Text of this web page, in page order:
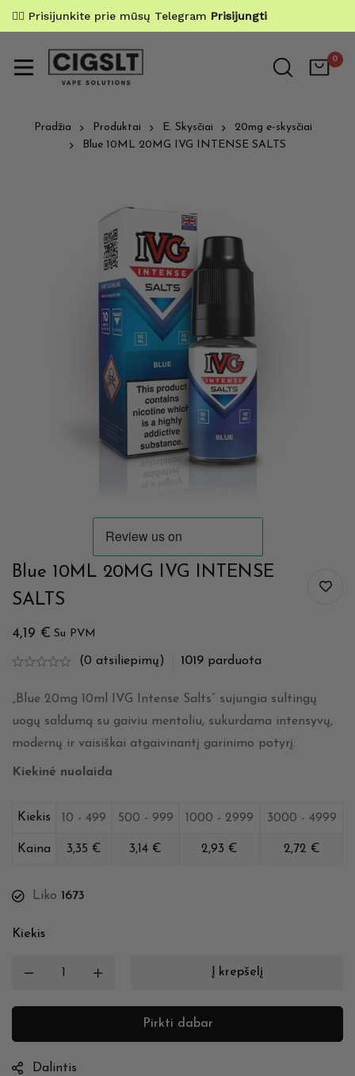
✌🏼 Prisijunkite prie mūsų Telegram Prisijungti
0
Pradžia Produktai E. Skysčiai
20mg e-skysčiai
Blue 10ML 20MG IVG INTENSE SALTS
Blue 10ML 20MG IVG INTENSE
SALTS
4,19 € Su PVM
(0 atsiliepimų) 1019 parduota
„Blue 20mg 10ml IVG Intense Salts“ sujungia sultingų
uogų saldumą su gaiviu mentoliu, sukurdama intensyvų,
modernų ir vaisiškai atgaivinantį garinimo potyrį.
Kiekinė nuolaida
Kiekis 10 - 499 500 - 999 1000 - 2999 3000 - 4999
Kaina 3,35 € 3,14 € 2,93 € 2,72 €
Liko 1673
Kiekis
Į krepšelį
Pirkti dabar
Dalintis